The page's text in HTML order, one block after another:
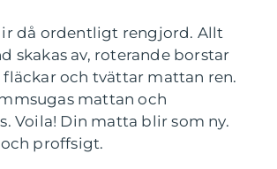
då ordentligt rengjord. Allt
skakas av, roterande borstar
och tvättar mattan ren.
mattan och
Voila! Din matta blir som ny.
proffsigt.